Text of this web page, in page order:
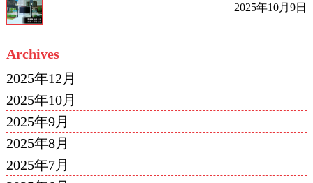
2025年10月9日
Archives
2025年12月
2025年10月
2025年9月
2025年8月
2025年7月